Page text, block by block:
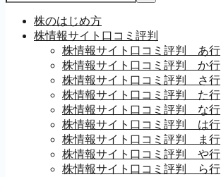
株のはじめ方
株情報サイト口コミ評判
株情報サイト口コミ評判 あ行
株情報サイト口コミ評判 か行
株情報サイト口コミ評判 さ行
株情報サイト口コミ評判 た行
株情報サイト口コミ評判 な行
株情報サイト口コミ評判 は行
株情報サイト口コミ評判 ま行
株情報サイト口コミ評判 や行
株情報サイト口コミ評判 ら行